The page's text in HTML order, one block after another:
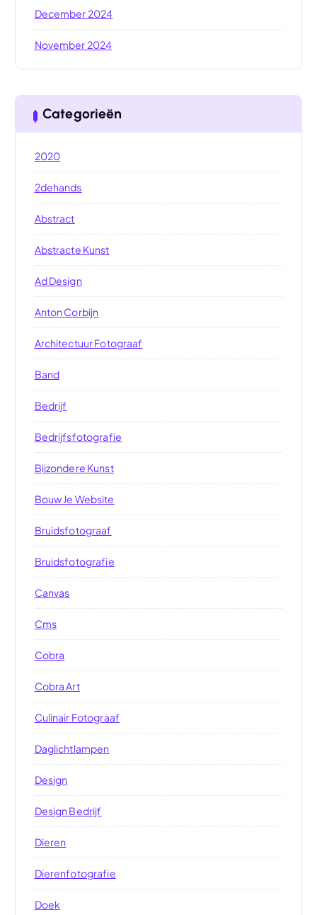
December 2024
November 2024
Categorieën
2020
2dehands
Abstract
Abstracte Kunst
Ad Design
Anton Corbijn
Architectuur Fotograaf
Band
Bedrijf
Bedrijfsfotografie
Bijzondere Kunst
Bouw Je Website
Bruidsfotograaf
Bruidsfotografie
Canvas
Cms
Cobra
Cobra Art
Culinair Fotograaf
Daglichtlampen
Design
Design Bedrijf
Dieren
Dierenfotografie
Doek